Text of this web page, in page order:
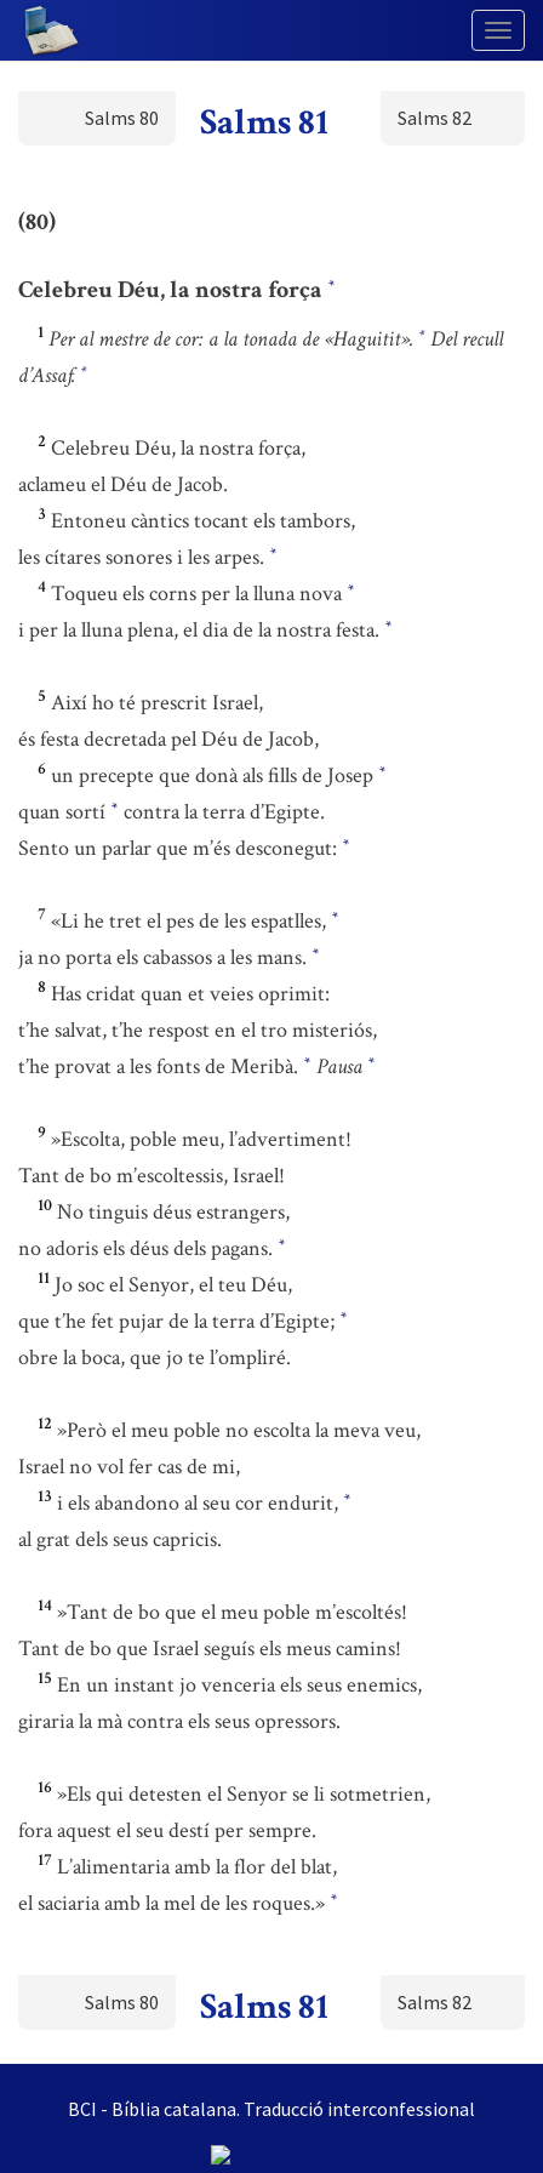
Salms 80 Salms 81 Salms 82
(80)
Celebreu Déu, la nostra força *
1 Per al mestre de cor: a la tonada de «Haguitit». * Del recull
d’Assaf. *
2 Celebreu Déu, la nostra força,
aclameu el Déu de Jacob.
3 Entoneu càntics tocant els tambors,
les cítares sonores i les arpes. *
4 Toqueu els corns per la lluna nova *
i per la lluna plena, el dia de la nostra festa. *
5 Així ho té prescrit Israel,
és festa decretada pel Déu de Jacob,
6 un precepte que donà als fills de Josep *
quan sortí * contra la terra d’Egipte.
Sento un parlar que m’és desconegut: *
7 «Li he tret el pes de les espatlles, *
ja no porta els cabassos a les mans. *
8 Has cridat quan et veies oprimit:
t’he salvat, t’he respost en el tro misteriós,
t’he provat a les fonts de Meribà. * Pausa *
9 »Escolta, poble meu, l’advertiment!
Tant de bo m’escoltessis, Israel!
10 No tinguis déus estrangers,
no adoris els déus dels pagans. *
11 Jo soc el Senyor, el teu Déu,
que t’he fet pujar de la terra d’Egipte; *
obre la boca, que jo te l’ompliré.
12 »Però el meu poble no escolta la meva veu,
Israel no vol fer cas de mi,
13 i els abandono al seu cor endurit, *
al grat dels seus capricis.
14 »Tant de bo que el meu poble m’escoltés!
Tant de bo que Israel seguís els meus camins!
15 En un instant jo venceria els seus enemics,
giraria la mà contra els seus opressors.
16 »Els qui detesten el Senyor se li sotmetrien,
fora aquest el seu destí per sempre.
17 L’alimentaria amb la flor del blat,
el saciaria amb la mel de les roques.» *
Salms 80 Salms 81 Salms 82
BCI - Bíblia catalana. Traducció interconfessional